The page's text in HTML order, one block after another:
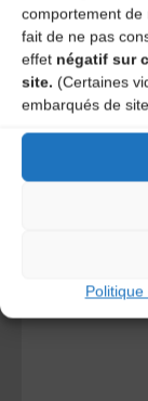
comportement de
fait de ne pas
effet négatif sur
site. (Certaines
embarqués de